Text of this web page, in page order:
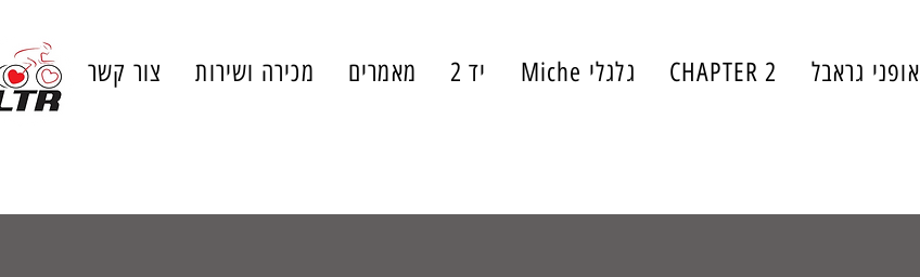
אופני גראבל CHAPTER 2 גלגלי Miche יד 2 מאמרים מכירה ושירות צור קשר